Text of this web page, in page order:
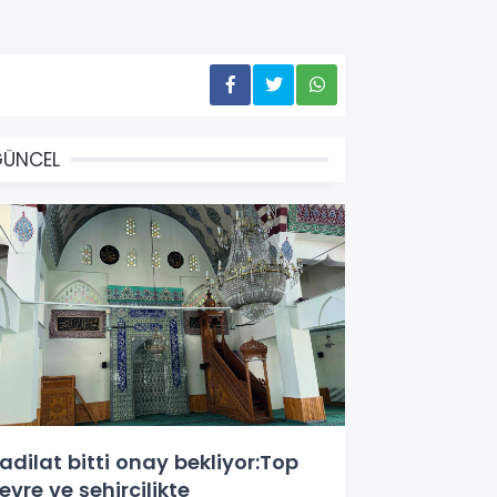
bitti onay bekliyor:Top
ve şehircilikte